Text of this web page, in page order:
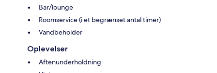
Bar/lounge
Roomservice (i et begrænset antal timer)
Vandbeholder
Oplevelser
Aftenunderholdning